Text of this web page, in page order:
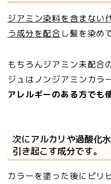
ジアミン染料を含まない
う成分を配合 し髪を染め
もちろんジアミン未配合
ジュはノンジアミンカラ
アレルギーのある方でも
次にアルカリや過酸化
引き起こす成分です。
カラーを塗った後にピリ